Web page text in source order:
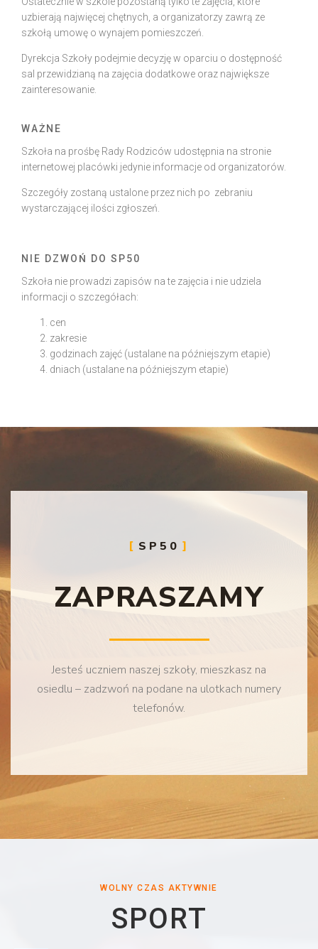
uzbierają najwięcej chętnych, a organizatorzy zawrą ze
szkołą umowę o wynajem pomieszczeń.
Dyrekcja Szkoły podejmie decyzję w oparciu o dostępność
sal przewidzianą na zajęcia dodatkowe oraz największe
zainteresowanie.
WAŻNE
Szkoła na prośbę Rady Rodziców udostępnia na stronie
internetowej placówki jedynie informacje od organizatorów.
Szczegóły zostaną ustalone przez nich po zebraniu
wystarczającej ilości zgłoszeń.
NIE DZWOŃ DO SP50
Szkoła nie prowadzi zapisów na te zajęcia i nie udziela
informacji o szczegółach:
cen
zakresie
godzinach zajęć (ustalane na późniejszym etapie)
dniach (ustalane na późniejszym etapie)
SP50
ZAPRASZAMY
Jesteś uczniem naszej szkoły, mieszkasz na
osiedlu – zadzwoń na podane na ulotkach numery
telefonów.
WOLNY CZAS AKTYWNIE
SPORT